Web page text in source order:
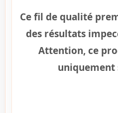
Ce fil de qualité
des résultats
Attention, ce
uniquement